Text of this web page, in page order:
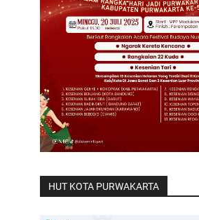
HUT KOTA PURWAKARTA